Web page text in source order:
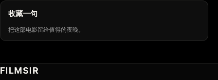
收藏一句
把这部电影留给值得的夜晚。
FILMSIR